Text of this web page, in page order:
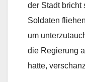
der Stadt bricht
Soldaten
um
die Regierung
hatte,